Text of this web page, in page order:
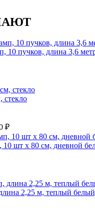
10 пучков, длина 3,6
стекло
₽
шт х 80 см, дневной
2,25 м, теплый